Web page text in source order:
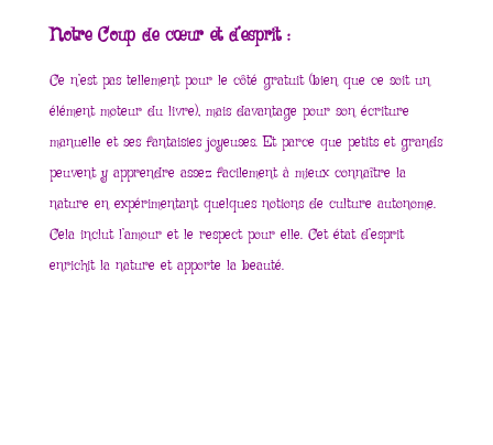
Notre Coup de cœur et d’esprit :
Ce n’est pas tellement pour le côté gratuit (bien que ce soit un
élément moteur du livre), mais davantage pour son écriture
manuelle et ses fantaisies joyeuses. Et parce que petits et grands
peuvent y apprendre assez facilement à mieux connaître la
nature en expérimentant quelques notions de culture autonome.
Cela inclut l’amour et le respect pour elle. Cet état d’esprit
enrichit la nature et apporte la beauté.